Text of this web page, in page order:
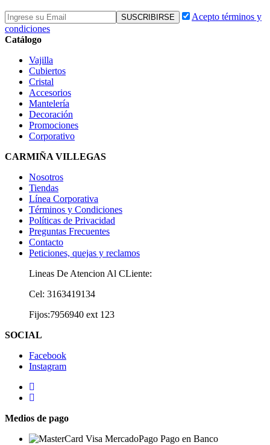
Acepto términos y
condiciones
Catálogo
Vajilla
Cubiertos
Cristal
Accesorios
Mantelería
Decoración
Promociones
Corporativo
CARMIÑA VILLEGAS
Nosotros
Tiendas
Línea Corporativa
Términos y Condiciones
Políticas de Privacidad
Preguntas Frecuentes
Contacto
Peticiones, quejas y reclamos
Lineas De Atencion Al CLiente:
Cel: 3163419134
Fijos:7956940 ext 123
SOCIAL
Facebook
Instagram
Medios de pago